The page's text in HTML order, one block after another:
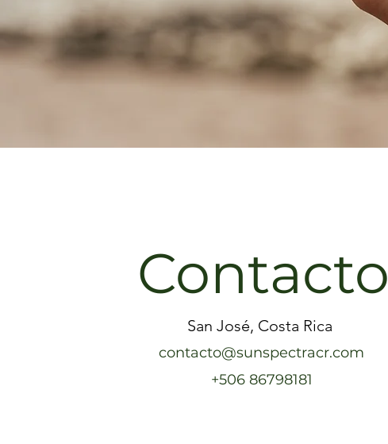
Contacto
San José, Costa Rica
contacto@sunspectracr.com
+506 86798181